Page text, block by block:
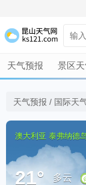
天气预报 景区
天气预报 / 国际天
澳大利亚 泰弗纳德
21° 多云